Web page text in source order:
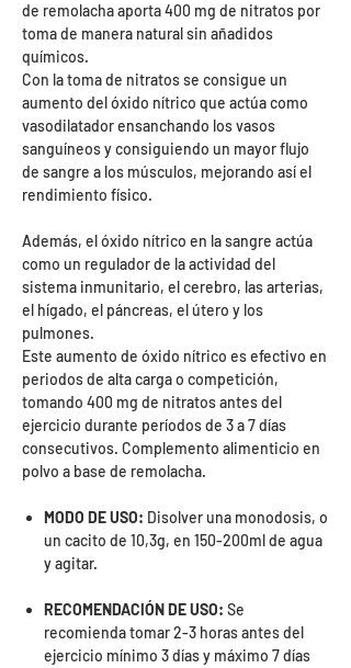
de remolacha aporta 400 mg de nitratos por
toma de manera natural sin añadidos
químicos.
Con la toma de nitratos se consigue un
aumento del óxido nítrico que actúa como
vasodilatador ensanchando los vasos
sanguíneos y consiguiendo un mayor flujo
de sangre a los músculos, mejorando así el
rendimiento físico.
Además, el óxido nítrico en la sangre actúa
como un regulador de la actividad del
sistema inmunitario, el cerebro, las arterias,
el hígado, el páncreas, el útero y los
pulmones.
Este aumento de óxido nítrico es efectivo en
periodos de alta carga o competición,
tomando 400 mg de nitratos antes del
ejercicio durante períodos de 3 a 7 días
consecutivos. Complemento alimenticio en
polvo a base de remolacha.
MODO DE USO: Disolver una monodosis, o
un cacito de 10,3g, en 150-200ml de agua
y agitar.
RECOMENDACIÓN DE USO: Se
recomienda tomar 2-3 horas antes del
ejercicio mínimo 3 días y máximo 7 días